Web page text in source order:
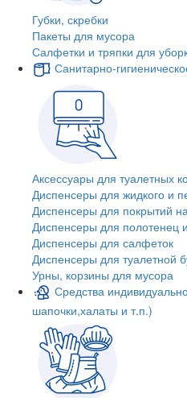
Губки, скребки
Пакеты для мусора
Салфетки и тряпки для
Санитарно-
Аксессуары для туалетных
Диспенсеры для жидкого и
Диспенсеры для покрытий
Диспенсеры для полотенец
Диспенсеры для салфеток
Диспенсеры для туалетной
Урны, корзины для мусора
Средства
шапочки,халаты и т.п.)